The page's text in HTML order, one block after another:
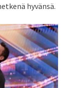
hyvänsä.